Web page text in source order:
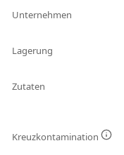
Unternehmen
Lagerung
Zutaten
Kreuzkontamination